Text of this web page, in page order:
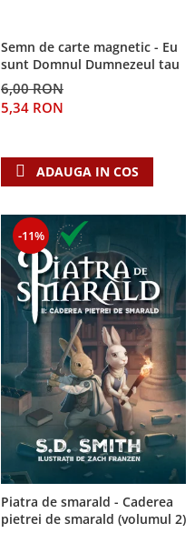
Semn de carte magnetic - Eu
sunt Domnul Dumnezeul tau
6,00 RON
5,34 RON
ADAUGA IN COS
-11%
Piatra de smarald - Caderea
pietrei de smarald (volumul 2)